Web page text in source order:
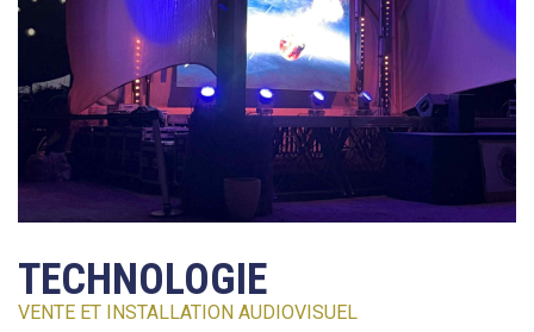
TECHNOLOGIE
VENTE ET INSTALLATION AUDIOVISUEL